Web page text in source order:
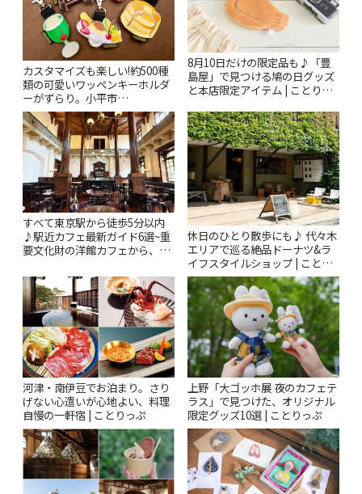
カスタマイズも楽しい!約500種
類の可愛いワッペンキーホルダ
ーがずらり。小平市
「Kimamaya T&K」 | ことりっ
ぷ
8月10日だけの限定品も♪「豊
島屋」で見つける鳩の日グッズ
と本店限定アイテム | ことりっ
すべて東京駅から徒歩5分以内
♪駅近カフェ最新ガイド6選~重
要文化財の洋館カフェから、改
りっぷ
休日のひとり散歩にも♪ 代々木
エリアで巡る絶品ドーナツ&ラ
イフスタイルショップ | ことり
っぷ
河津・南伊豆でお泊まり。さり
げない心遣いが心地よい、料理
自慢の一軒宿 | ことりっぷ
上野「大ゴッホ展 夜のカフェテ
ラス」で見つけた、オリジナル
限定グッズ10選 | ことりっぷ